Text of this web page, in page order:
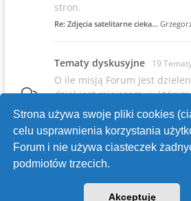
Strona używa swoje pliki cookies
celu usprawnienia korzystania
Forum i nie używa ciasteczek
podmiotów trzecich.
Akceptuję
stron.
Re: Zdjęcia satelitarne cieka…
Tematy dyskusyjne 19
O ile misją Forum jest
dział jest miejscem, w
swoimi opiniami.
Re: Infowsparcie.net/wria/ pr…